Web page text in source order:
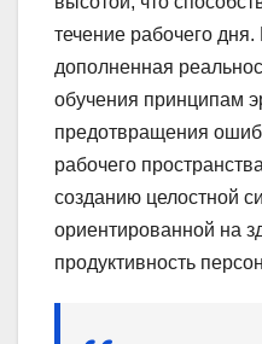
течение рабочего
дополненная
обучения принципам
предотвращения
рабочего
созданию целостной
ориентированной на
продуктивность